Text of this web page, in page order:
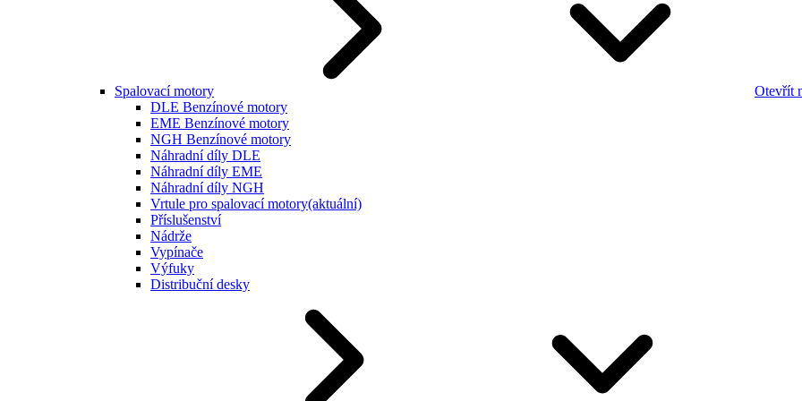
Spalovací motory
Otevřít
DLE Benzínové motory
EME Benzínové motory
NGH Benzínové motory
Náhradní díly DLE
Náhradní díly EME
Náhradní díly NGH
Vrtule pro spalovací motory(aktuální)
Příslušenství
Nádrže
Vypínače
Výfuky
Distribuční desky